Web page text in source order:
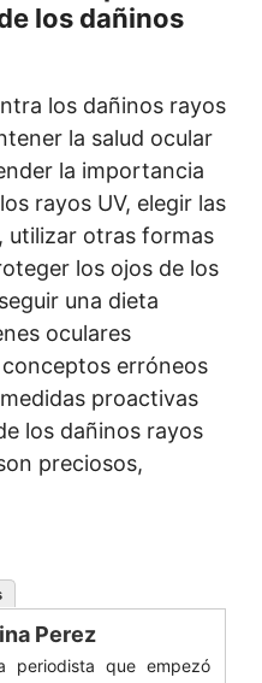
los dañinos
los dañinos rayos
la salud ocular
la importancia
rayos UV, elegir las
utilizar otras formas
los ojos de los
una dieta
oculares
erróneos
proactivas
los dañinos rayos
preciosos,
Perez
periodista que empezó